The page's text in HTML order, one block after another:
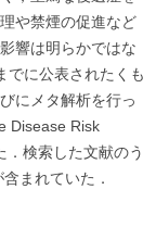
や禁煙の促進など
響は明らかではな
でに公表されたくも
にメタ解析を行っ
Disease Risk
検索した文献のう
まれていた．